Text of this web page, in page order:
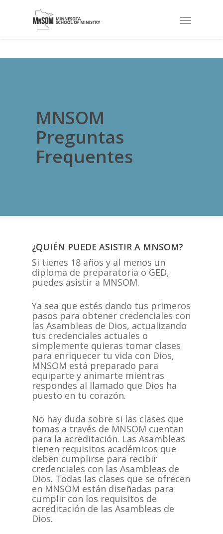
MNSOM
Preguntas
Frequentes
¿QUIÉN PUEDE ASISTIR A MNSOM?
Si tienes 18 años y al menos un
diploma de preparatoria o GED,
puedes asistir a MNSOM.
Ya sea que estés dando tus primeros
pasos para obtener credenciales con
las Asambleas de Dios, actualizando
tus credenciales actuales o
simplemente quieras tomar clases
para enriquecer tu vida con Dios,
MNSOM está preparado para
equiparte y animarte mientras
respondes al llamado que Dios ha
puesto en tu corazón.
No hay duda sobre si las clases que
tomas a través de MNSOM cuentan
para la acreditación. Las Asambleas
tienen requisitos académicos que
deben cumplirse para recibir
credenciales con las Asambleas de
Dios. Todas las clases que se ofrecen
en MNSOM están diseñadas para
cumplir con los requisitos de
acreditación de las Asambleas de
Dios.